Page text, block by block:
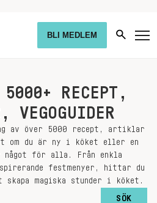
BLI MEDLEM
5000+ RECEPT,
VEGOGUIDER
av över 5000 recept, artiklar
om du är ny i köket eller en
något för alla. Från enkla
festmenyer, hittar du
magiska stunder i köket.